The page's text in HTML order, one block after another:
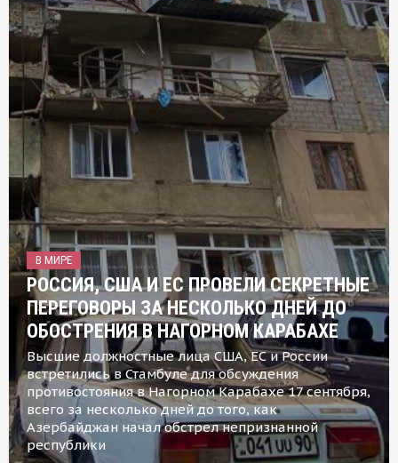
В МИРЕ
РОССИЯ, США И ЕС ПРОВЕЛИ СЕКРЕТНЫЕ
ПЕРЕГОВОРЫ ЗА НЕСКОЛЬКО ДНЕЙ ДО
ОБОСТРЕНИЯ В НАГОРНОМ КАРАБАХЕ
Высшие должностные лица США, ЕС и России
встретились в Стамбуле для обсуждения
противостояния в Нагорном Карабахе 17 сентября,
всего за несколько дней до того, как
Азербайджан начал обстрел непризнанной
республики